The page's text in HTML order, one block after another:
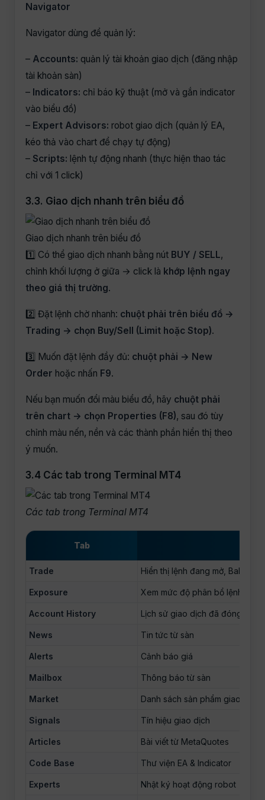
Navigator
Navigator dùng để quản lý:
– Accounts: quản lý tài khoản giao dịch (đăng nhập
tài khoản sàn)
– Indicators: chỉ báo kỹ thuật (mở và gắn indicator
vào biểu đồ)
– Expert Advisors: robot giao dịch (quản lý EA,
kéo thả vào chart để chạy tự động)
– Scripts: lệnh tự động nhanh (thực hiện thao tác
chỉ với 1 click)
3.3. Giao dịch nhanh trên biểu đồ
Giao dịch nhanh trên biểu đồ
1️⃣ Có thể giao dịch nhanh bằng nút BUY / SELL,
chỉnh khối lượng ở giữa → click là khớp lệnh ngay
theo giá thị trường.
2️⃣ Đặt lệnh chờ nhanh: chuột phải trên biểu đồ →
Trading → chọn Buy/Sell (Limit hoặc Stop).
3️⃣ Muốn đặt lệnh đầy đủ: chuột phải → New
Order hoặc nhấn F9.
Nếu bạn muốn đổi màu biểu đồ, hãy chuột phải
trên chart → chọn Properties (F8), sau đó tùy
chỉnh màu nến, nền và các thành phần hiển thị theo
ý muốn.
3.4 Các tab trong Terminal MT4
Các tab trong Terminal MT4
Tab
Trade Hiển thị lệnh đang mở,
Exposure Xem mức độ phân bổ lệnh
Account History Lịch sử giao dịch đã đóng
News Tin tức từ sàn
Alerts Cảnh báo giá
Mailbox Thông báo từ sàn
Market Danh sách sản phẩm giao dịch
Signals Tín hiệu giao dịch
Articles Bài viết từ MetaQuotes
Code Base Thư viện EA & Indicator
Experts Nhật ký hoạt động robot